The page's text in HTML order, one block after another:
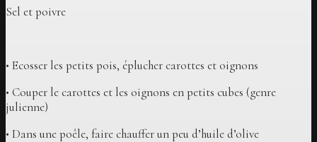
Sel et poivre
• Ecosser les petits pois, éplucher carottes et oignons
• Couper le carottes et les oignons en petits cubes (genre
julienne)
• Dans une poêle, faire chauffer un peu d’huile d’olive